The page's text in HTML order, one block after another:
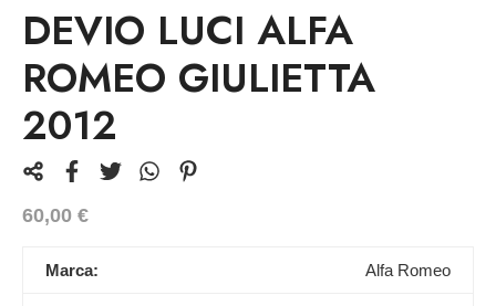
DEVIO LUCI ALFA
ROMEO GIULIETTA
2012
60,00 €
Marca: Alfa Romeo